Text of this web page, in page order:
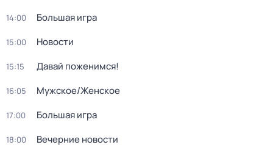
14:00 Большая игра
15:00 Новости
15:15 Давай поженимся!
16:05 Мужское/Женское
17:00 Большая игра
18:00 Вечерние новости